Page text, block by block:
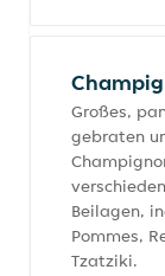
Großes,
gebraten
Beilagen,
Pommes,
Tzatziki.